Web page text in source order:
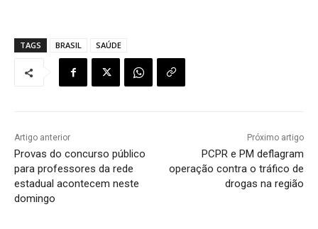
TAGS BRASIL SAÚDE
Artigo anterior
Provas do concurso público
para professores da rede
estadual acontecem neste
domingo
Próximo artigo
PCPR e PM deflagram
operação contra o tráfico de
drogas na região